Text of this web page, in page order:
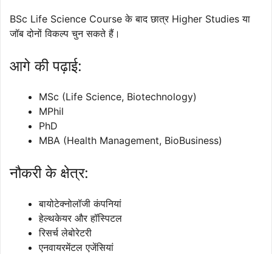
BSc Life Science Course के बाद छात्र Higher Studies या
जॉब दोनों विकल्प चुन सकते हैं।
आगे की पढ़ाई:
MSc (Life Science, Biotechnology)
MPhil
PhD
MBA (Health Management, BioBusiness)
नौकरी के क्षेत्र:
बायोटेक्नोलॉजी कंपनियां
हेल्थकेयर और हॉस्पिटल
रिसर्च लेबोरेटरी
एनवायरमेंटल एजेंसियां